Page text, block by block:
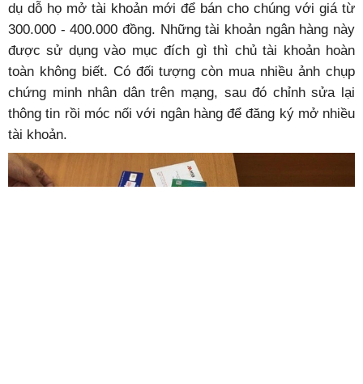
dụ dỗ họ mở tài khoản mới để bán cho chúng với giá từ
300.000 - 400.000 đồng. Những tài khoản ngân hàng này
được sử dụng vào mục đích gì thì chủ tài khoản hoàn
toàn không biết. Có đối tượng còn mua nhiều ảnh chụp
chứng minh nhân dân trên mạng, sau đó chỉnh sửa lại
thông tin rồi móc nối với ngân hàng để đăng ký mở nhiều
tài khoản.